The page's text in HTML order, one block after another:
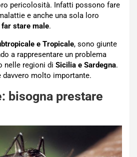
pericolosità. Infatti possono fare
e anche una sola loro
far stare male.
e Tropicale, sono giunte
a rappresentare un problema
nelle regioni di Sicilia e Sardegna.
davvero molto importante.
bisogna prestare